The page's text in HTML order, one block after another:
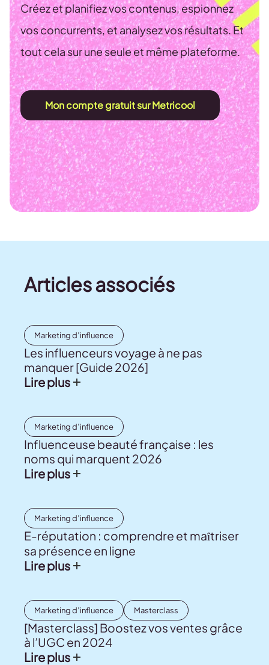
Créez et planifiez vos contenus, espionnez
vos concurrents, et analysez vos résultats. Et
tout cela sur une seule et même plateforme.
Mon compte gratuit sur Metricool
Articles associés
Marketing d’influence
Les influenceurs voyage à ne pas
manquer [Guide 2026]
Lire plus
Marketing d’influence
Influenceuse beauté française : les
noms qui marquent 2026
Lire plus
Marketing d’influence
E-réputation : comprendre et maîtriser
sa présence en ligne
Lire plus
Marketing d’influence Masterclass
[Masterclass] Boostez vos ventes grâce
à l’UGC en 2024
Lire plus